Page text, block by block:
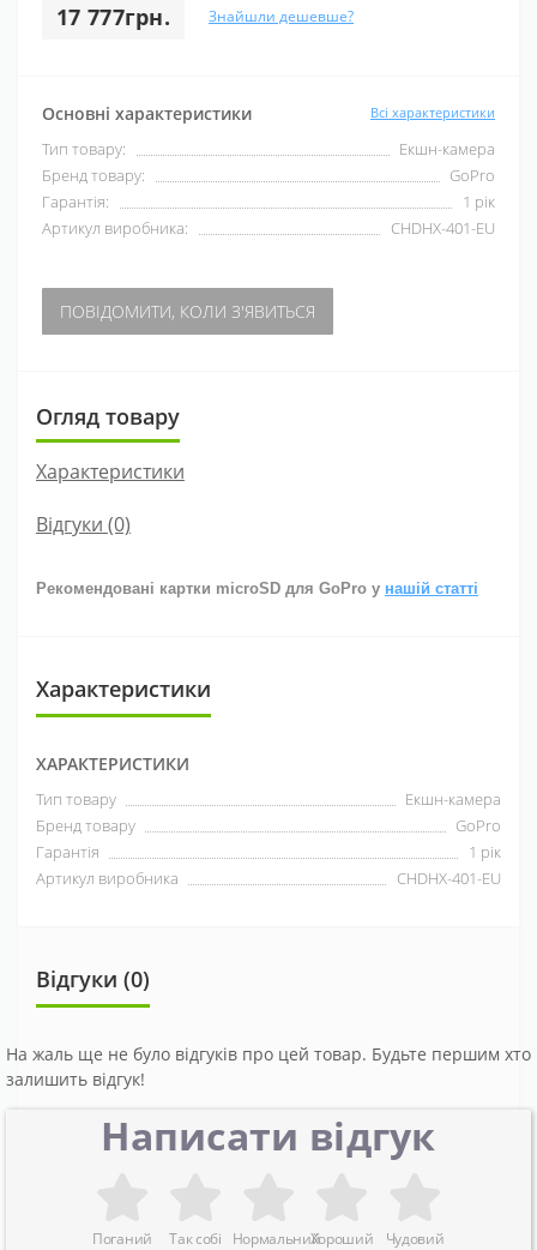
17 777грн. Знайшли дешевше?
Основні характеристики Всі характеристики
Тип товару:
Екшн-камера
Бренд товару:
GoPro
Гарантія:
1 рік
Артикул виробника:
CHDHX-401-EU
ПОВІДОМИТИ, КОЛИ З'ЯВИТЬСЯ
Огляд товару
Характеристики
Відгуки (0)
Рекомендовані картки microSD для GoPro у нашій статті
Характеристики
ХАРАКТЕРИСТИКИ
Тип товару
Екшн-камера
Бренд товару
GoPro
Гарантія
1 рік
Артикул виробника
CHDHX-401-EU
Відгуки (0)
На жаль ще не було відгуків про цей товар. Будьте першим хто
залишить відгук!
Написати відгук
Поганий Так собі НормальнийХороший Чудовий